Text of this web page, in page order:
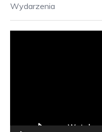
Wydarzenia